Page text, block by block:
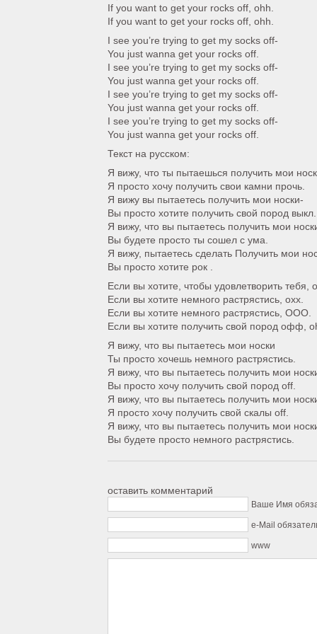
If you want to get your rocks off, ohh.
If you want to get your rocks off, ohh.
I see you’re trying to get my socks off-
You just wanna get your rocks off.
I see you’re trying to get my socks off-
You just wanna get your rocks off.
I see you’re trying to get my socks off-
You just wanna get your rocks off.
I see you’re trying to get my socks off-
You just wanna get your rocks off.
Текст на русском:
Я вижу, что ты пытаешься получить мои
Я просто хочу получить свои камни прочь.
Я вижу вы пытаетесь получить мои носки-
Вы просто хотите получить свой пород выкл.
Я вижу, что вы пытаетесь получить мои
Вы будете просто ты сошел с ума.
Я вижу, пытаетесь сделать Получить мои
Вы просто хотите рок .
Если вы хотите, чтобы удовлетворить тебя,
Если вы хотите немного растрястись, охх.
Если вы хотите немного растрястись, ООО.
Если вы хотите получить свой пород офф,
Я вижу, что вы пытаетесь мои носки
Ты просто хочешь немного растрястись.
Я вижу, что вы пытаетесь получить мои
Вы просто хочу получить свой пород off.
Я вижу, что вы пытаетесь получить мои
Я просто хочу получить свой скалы off.
Я вижу, что вы пытаетесь получить мои
Вы будете просто немного растрястись.
оставить комментарий
Ваше Имя
e-Mail
www